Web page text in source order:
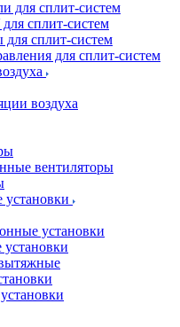
для сплит-систем
сплит-систем
для сплит-систем
для сплит-систем
воздуха
вентиляторы
установки